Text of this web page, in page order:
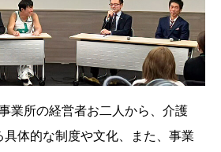
業所の経営者お二人から、介護
体的な制度や文化、また、事業